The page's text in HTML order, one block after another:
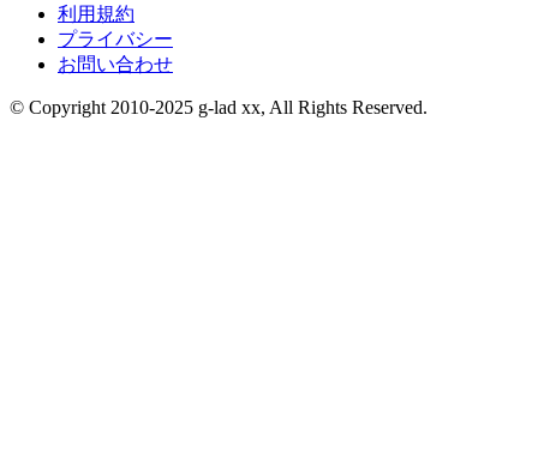
利用規約
プライバシー
お問い合わせ
© Copyright 2010-2025 g-lad xx, All Rights Reserved.